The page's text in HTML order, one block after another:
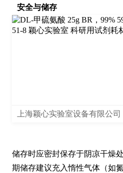
安全与储存
上海颖心实验室设备有限公司
储存时应密封保存于阴凉干燥
期储存建议充入惰性气体（如